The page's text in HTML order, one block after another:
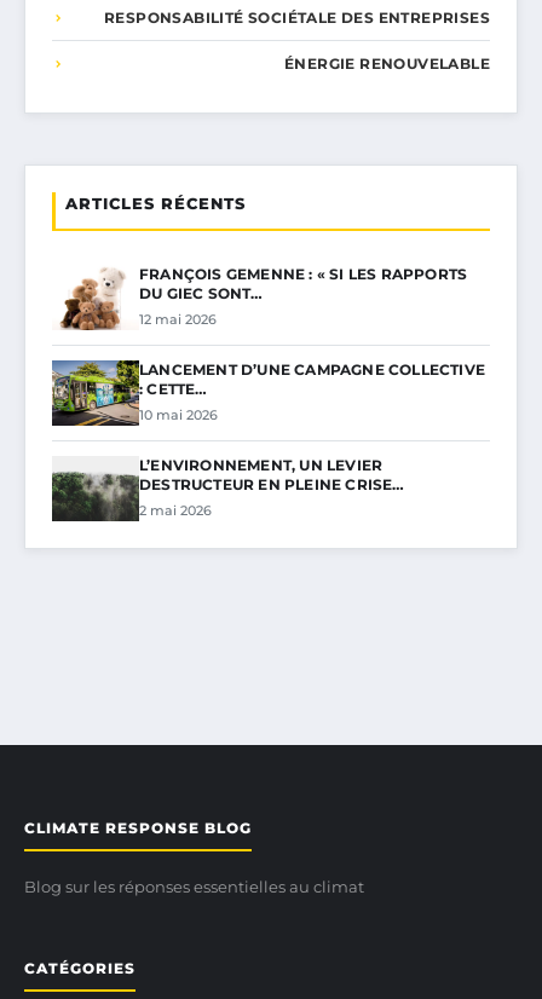
RESPONSABILITÉ SOCIÉTALE DES ENTREPRISES
ÉNERGIE RENOUVELABLE
ARTICLES RÉCENTS
FRANÇOIS GEMENNE : « SI LES RAPPORTS
DU GIEC SONT…
12 mai 2026
LANCEMENT D’UNE CAMPAGNE COLLECTIVE
: CETTE…
10 mai 2026
L’ENVIRONNEMENT, UN LEVIER
DESTRUCTEUR EN PLEINE CRISE…
2 mai 2026
CLIMATE RESPONSE BLOG
Blog sur les réponses essentielles au climat
CATÉGORIES